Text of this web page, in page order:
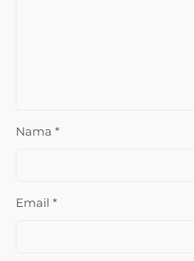
Nama *
Email *